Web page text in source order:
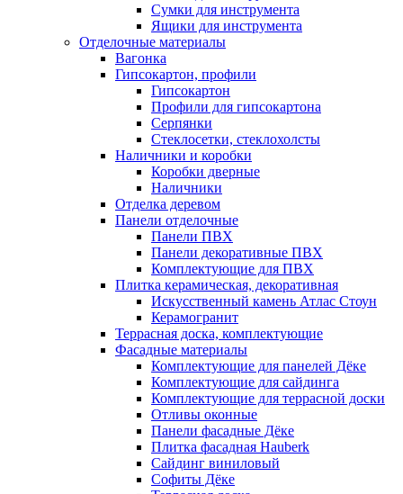
Сумки для инструмента
Ящики для инструмента
Отделочные материалы
Вагонка
Гипсокартон, профили
Гипсокартон
Профили для гипсокартона
Серпянки
Стеклосетки, стеклохолсты
Наличники и коробки
Коробки дверные
Наличники
Отделка деревом
Панели отделочные
Панели ПВХ
Панели декоративные ПВХ
Комплектующие для ПВХ
Плитка керамическая, декоративная
Искусственный камень Атлас Стоун
Керамогранит
Террасная доска, комплектующие
Фасадные материалы
Комплектующие для панелей Дёке
Комплектующие для сайдинга
Комплектующие для террасной доски
Отливы оконные
Панели фасадные Дёке
Плитка фасадная Hauberk
Сайдинг виниловый
Софиты Дёке